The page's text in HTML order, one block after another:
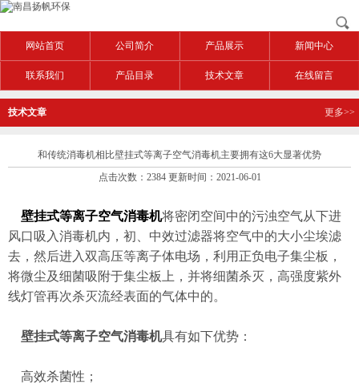
网站首页 公司简介 产品展示 新闻中心
联系我们 产品目录 技术文章 在线留言
技术文章 更多>>
和传统消毒机相比壁挂式等离子空气消毒机主要拥有这6大显著优势
点击次数：2384 更新时间：2021-06-01
壁挂式等离子空气消毒机将密闭空间中的污浊空气从下进
风口吸入消毒机内，初、中效过滤器将空气中的大小尘埃滤
去，然后进入双高压等离子体电场，利用正负电子集尘板，
将微尘及细菌吸附于集尘板上，并将细菌杀灭，高强度紫外
线灯管再次杀灭流经表面的气体中的。
壁挂式等离子空气消毒机具有如下优势：
高效杀菌性；